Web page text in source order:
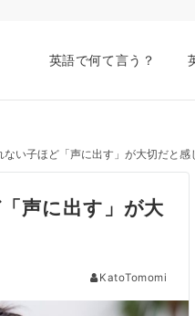
英語で何て言う？
い子ほど「声に出す」が大切だと感
声に出す」が大
KatoTomomi